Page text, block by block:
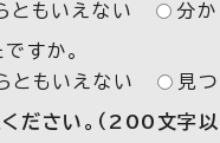
ともいえない 分か
すか。
ともいえない 見
ださい。（200文字以